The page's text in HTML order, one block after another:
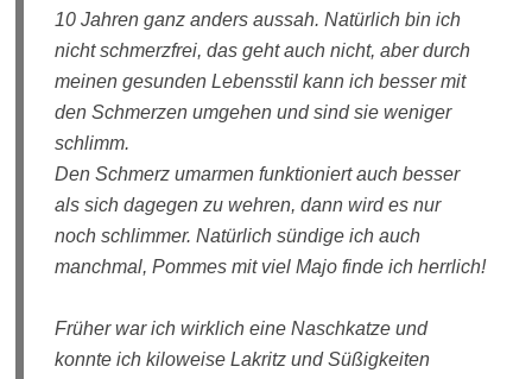
10 Jahren ganz anders aussah. Natürlich bin ich
nicht schmerzfrei, das geht auch nicht, aber durch
meinen gesunden Lebensstil kann ich besser mit
den Schmerzen umgehen und sind sie weniger
schlimm.
Den Schmerz umarmen funktioniert auch besser
als sich dagegen zu wehren, dann wird es nur
noch schlimmer. Natürlich sündige ich auch
manchmal, Pommes mit viel Majo finde ich herrlich!
Früher war ich wirklich eine Naschkatze und
konnte ich kiloweise Lakritz und Süßigkeiten